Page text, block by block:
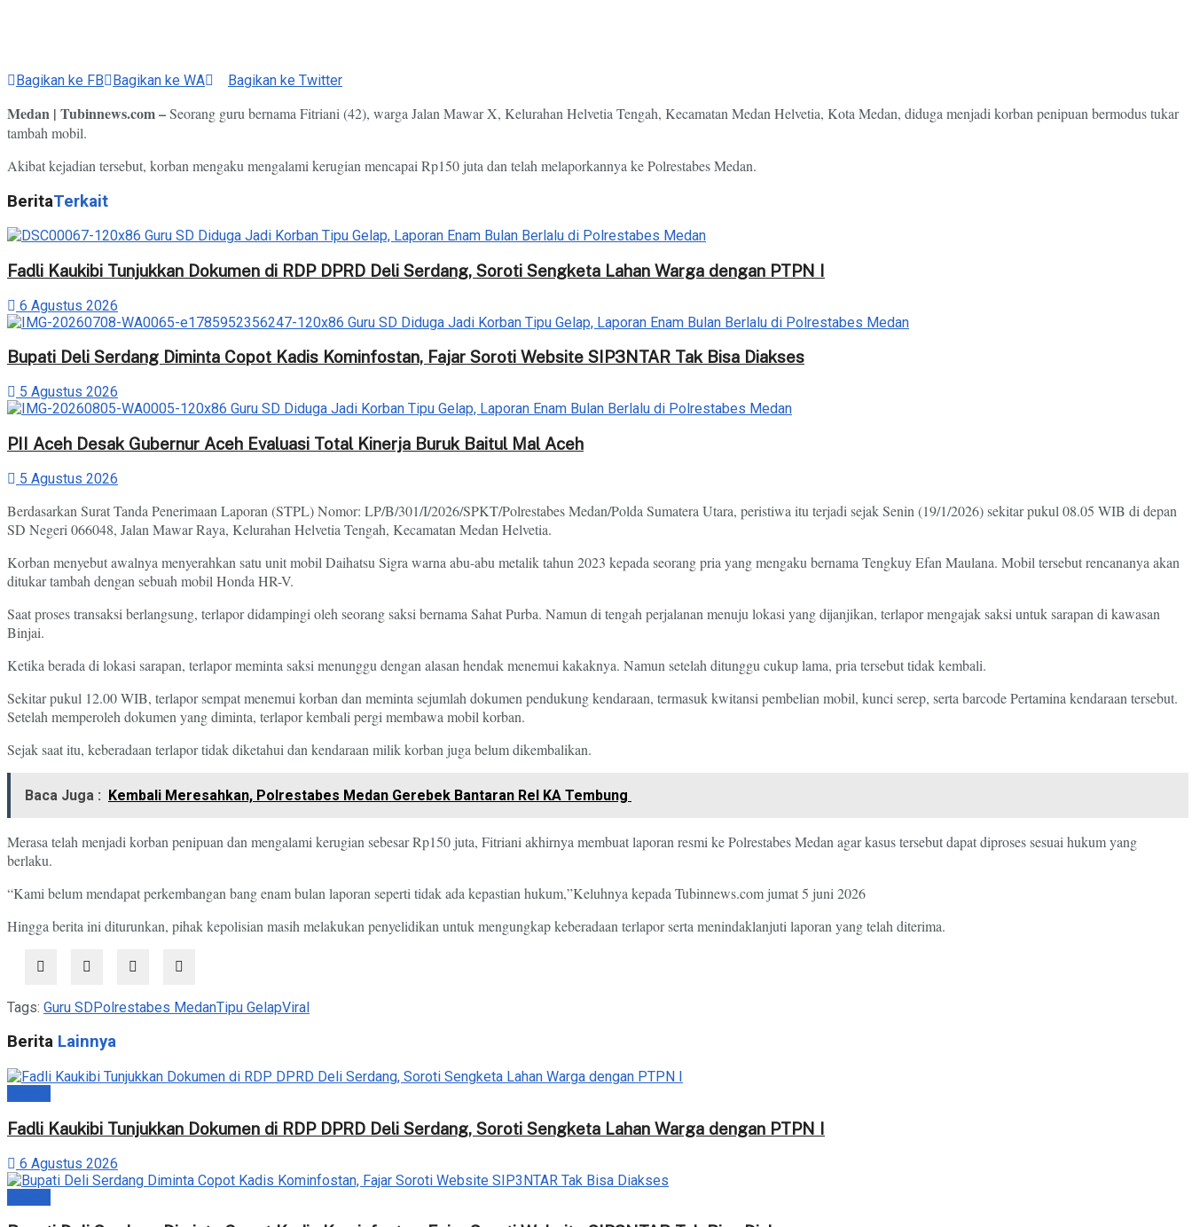
Bagikan ke FB Bagikan ke WA Bagikan ke Twitter
Medan | Tubinnews.com –Seorang guru bernama Fitriani (42), warga Jalan Mawar X, Kelurahan Helvetia Tengah, Kecamatan Medan Helvetia, Kota Medan, diduga menjadi korban penipuan bermodus tukar
tambah mobil.
Akibat kejadian tersebut, korban mengaku mengalami kerugian mencapai Rp150 juta dan telah melaporkannya ke Polrestabes Medan.
BeritaTerkait
Fadli Kaukibi Tunjukkan Dokumen di RDP DPRD Deli Serdang, Soroti Sengketa Lahan Warga dengan PTPN I
6 Agustus 2026
Bupati Deli Serdang Diminta Copot Kadis Kominfostan, Fajar Soroti Website SIP3NTAR Tak Bisa Diakses
5 Agustus 2026
‎PII Aceh Desak Gubernur Aceh Evaluasi Total Kinerja Buruk Baitul Mal Aceh
5 Agustus 2026
Berdasarkan Surat Tanda Penerimaan Laporan (STPL) Nomor: LP/B/301/I/2026/SPKT/Polrestabes Medan/Polda Sumatera Utara, peristiwa itu terjadi sejak Senin (19/1/2026) sekitar pukul 08.05 WIB di depan
SD Negeri 066048, Jalan Mawar Raya, Kelurahan Helvetia Tengah, Kecamatan Medan Helvetia.
Korban menyebut awalnya menyerahkan satu unit mobil Daihatsu Sigra warna abu-abu metalik tahun 2023 kepada seorang pria yang mengaku bernama Tengkuy Efan Maulana. Mobil tersebut rencananya akan
ditukar tambah dengan sebuah mobil Honda HR-V.
Saat proses transaksi berlangsung, terlapor didampingi oleh seorang saksi bernama Sahat Purba. Namun di tengah perjalanan menuju lokasi yang dijanjikan, terlapor mengajak saksi untuk sarapan di kawasan
Binjai.
Ketika berada di lokasi sarapan, terlapor meminta saksi menunggu dengan alasan hendak menemui kakaknya. Namun setelah ditunggu cukup lama, pria tersebut tidak kembali.
Sekitar pukul 12.00 WIB, terlapor sempat menemui korban dan meminta sejumlah dokumen pendukung kendaraan, termasuk kwitansi pembelian mobil, kunci serep, serta barcode Pertamina kendaraan tersebut.
Setelah memperoleh dokumen yang diminta, terlapor kembali pergi membawa mobil korban.
Sejak saat itu, keberadaan terlapor tidak diketahui dan kendaraan milik korban juga belum dikembalikan.
Baca Juga : Kembali Meresahkan, Polrestabes Medan Gerebek Bantaran Rel KA Tembung
Merasa telah menjadi korban penipuan dan mengalami kerugian sebesar Rp150 juta, Fitriani akhirnya membuat laporan resmi ke Polrestabes Medan agar kasus tersebut dapat diproses sesuai hukum yang
berlaku.
“Kami belum mendapat perkembangan bang enam bulan laporan seperti tidak ada kepastian hukum,”Keluhnya kepada Tubinnews.com jumat 5 juni 2026
Hingga berita ini diturunkan, pihak kepolisian masih melakukan penyelidikan untuk mengungkap keberadaan terlapor serta menindaklanjuti laporan yang telah diterima.
Tags: Guru SDPolrestabes MedanTipu GelapViral
Berita Lainnya
Fadli Kaukibi Tunjukkan Dokumen di RDP DPRD Deli Serdang, Soroti Sengketa Lahan Warga dengan PTPN I
6 Agustus 2026